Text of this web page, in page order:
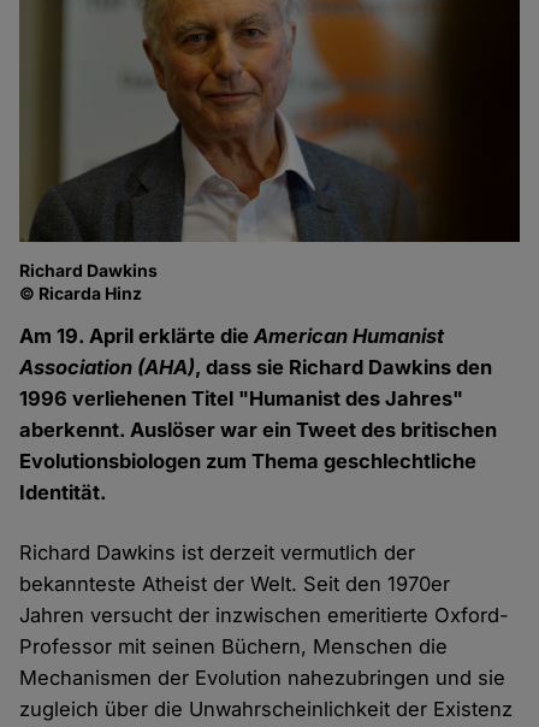
Richard Dawkins
© Ricarda Hinz
Am 19. April erklärte dieAmerican Humanist
Association (AHA), dass sie Richard Dawkins den
1996 verliehenen Titel "Humanist des Jahres"
aberkennt. Auslöser war ein Tweet des britischen
Evolutionsbiologen zum Thema geschlechtliche
Identität.
Richard Dawkins ist derzeit vermutlich der
bekannteste Atheist der Welt. Seit den 1970er
Jahren versucht der inzwischen emeritierte Oxford-
Professor mit seinen Büchern, Menschen die
Mechanismen der Evolution nahezubringen und sie
zugleich über die Unwahrscheinlichkeit der Existenz